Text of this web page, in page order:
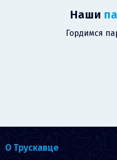
Наши
Гордимся
О Трускавце